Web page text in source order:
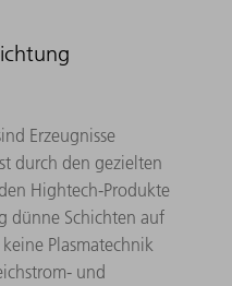
Erzeugnisse
durch den gezielten
Hightech-Produkte
dünne Schichten auf
Plasmatechnik
und